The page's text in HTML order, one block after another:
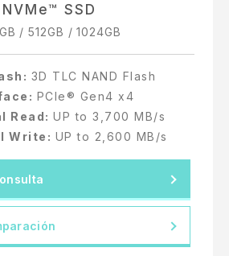
NVMe™ SSD
/ 512GB / 1024GB
3D TLC NAND Flash
PCIe® Gen4 x4
Read:UP to 3,700 MB/s
Write: UP to 2,600 MB/s